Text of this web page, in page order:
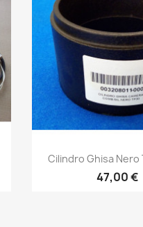

Cilindro Ghisa Nero
47,00 €